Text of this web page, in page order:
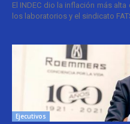
El INDEC dio la inflación más
los laboratorios y el sindicato
Ejecutivos